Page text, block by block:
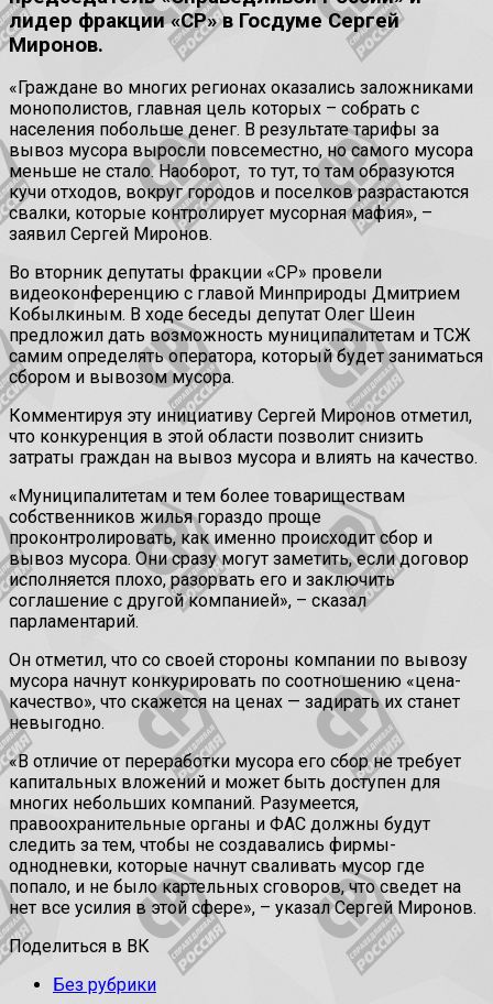
лидер фракции «СР» в Госдуме Сергей
Миронов.
«Граждане во многих регионах оказались заложниками
монополистов, главная цель которых – собрать с
населения побольше денег. В результате тарифы за
вывоз мусора выросли повсеместно, но самого мусора
меньше не стало. Наоборот, то тут, то там образуются
кучи отходов, вокруг городов и поселков разрастаются
свалки, которые контролирует мусорная мафия», –
заявил Сергей Миронов.
Во вторник депутаты фракции «СР» провели
видеоконференцию с главой Минприроды Дмитрием
Кобылкиным. В ходе беседы депутат Олег Шеин
предложил дать возможность муниципалитетам и ТСЖ
самим определять оператора, который будет заниматься
сбором и вывозом мусора.
Комментируя эту инициативу Сергей Миронов отметил,
что конкуренция в этой области позволит снизить
затраты граждан на вывоз мусора и влиять на качество.
«Муниципалитетам и тем более товариществам
собственников жилья гораздо проще
проконтролировать, как именно происходит сбор и
вывоз мусора. Они сразу могут заметить, если договор
исполняется плохо, разорвать его и заключить
соглашение с другой компанией», – сказал
парламентарий.
Он отметил, что со своей стороны компании по вывозу
мусора начнут конкурировать по соотношению «цена-
качество», что скажется на ценах — задирать их станет
невыгодно.
«В отличие от переработки мусора его сбор не требует
капитальных вложений и может быть доступен для
многих небольших компаний. Разумеется,
правоохранительные органы и ФАС должны будут
следить за тем, чтобы не создавались фирмы-
однодневки, которые начнут сваливать мусор где
попало, и не было картельных сговоров, что сведет на
нет все усилия в этой сфере», – указал Сергей Миронов.
Поделиться в ВК
Без рубрики